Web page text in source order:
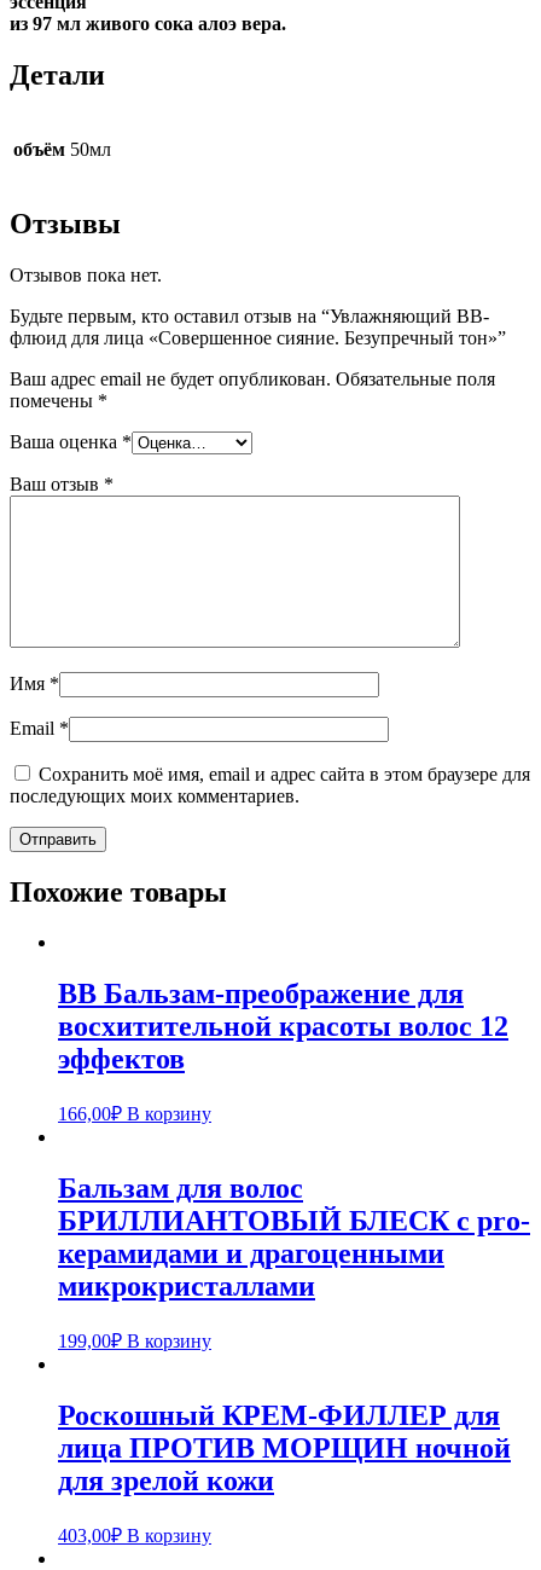
из 97 мл живого сока алоэ вера.
Детали
объём 50мл
Отзывы
Отзывов пока нет.
Будьте первым, кто оставил отзыв на “Увлажняющий ВВ-
флюид для лица «Совершенное сияние. Безупречный тон»”
Ваш адрес email не будет опубликован. Обязательные поля
помечены *
Ваша оценка *
Ваш отзыв *
Имя *
Email *
Сохранить моё имя, email и адрес сайта в этом браузере для
последующих моих комментариев.
Похожие товары
ВВ Бальзам-преображение для
восхитительной красоты волос 12
эффектов
166,00₽ В корзину
Бальзам для волос
БРИЛЛИАНТОВЫЙ БЛЕСК с pro-
керамидами и драгоценными
микрокристаллами
199,00₽ В корзину
Роскошный КРЕМ-ФИЛЛЕР для
лица ПРОТИВ МОРЩИН ночной
для зрелой кожи
403,00₽ В корзину